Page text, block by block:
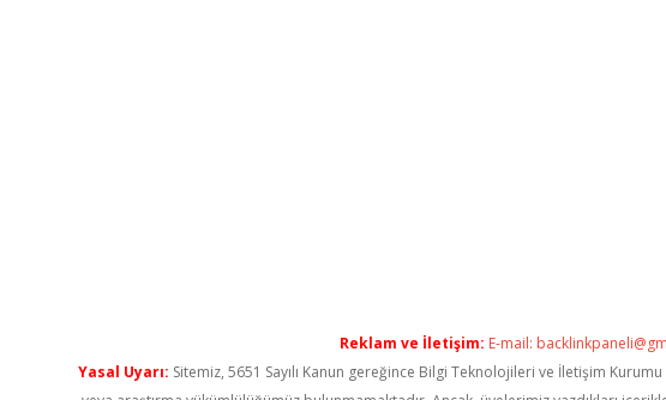
Reklam ve İletişim: E-mail:
Yasal Uyarı: Sitemiz, 5651 Sayılı Kanun gereğince Bilgi Teknolojileri ve İletişim